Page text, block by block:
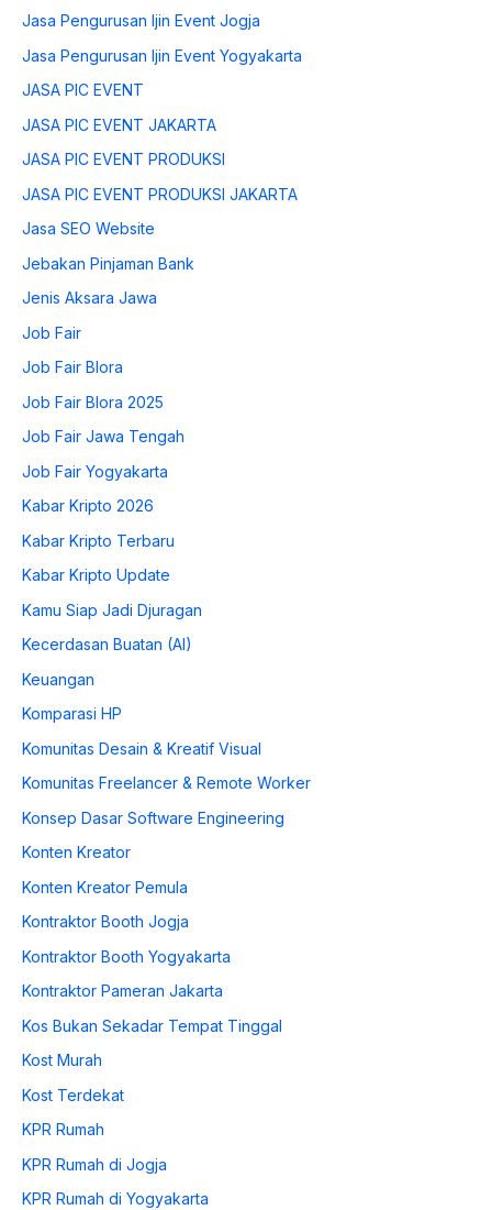
Jasa Pengurusan Ijin Event Jogja
Jasa Pengurusan Ijin Event Yogyakarta
JASA PIC EVENT
JASA PIC EVENT JAKARTA
JASA PIC EVENT PRODUKSI
JASA PIC EVENT PRODUKSI JAKARTA
Jasa SEO Website
Jebakan Pinjaman Bank
Jenis Aksara Jawa
Job Fair
Job Fair Blora
Job Fair Blora 2025
Job Fair Jawa Tengah
Job Fair Yogyakarta
Kabar Kripto 2026
Kabar Kripto Terbaru
Kabar Kripto Update
Kamu Siap Jadi Djuragan
Kecerdasan Buatan (AI)
Keuangan
Komparasi HP
Komunitas Desain & Kreatif Visual
Komunitas Freelancer & Remote Worker
Konsep Dasar Software Engineering
Konten Kreator
Konten Kreator Pemula
Kontraktor Booth Jogja
Kontraktor Booth Yogyakarta
Kontraktor Pameran Jakarta
Kos Bukan Sekadar Tempat Tinggal
Kost Murah
Kost Terdekat
KPR Rumah
KPR Rumah di Jogja
KPR Rumah di Yogyakarta